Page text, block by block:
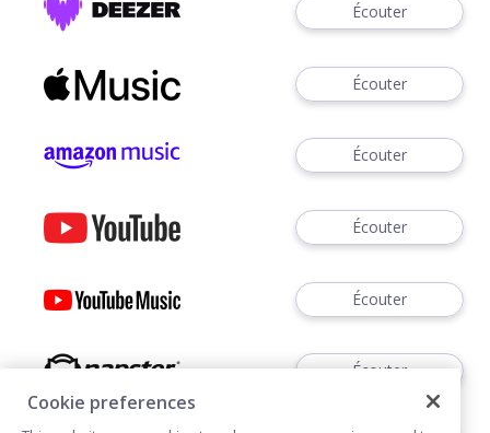
Écouter
Écouter
Écouter
Écouter
Écouter
Écouter
Cookie preferences